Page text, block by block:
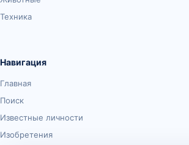
Техника
Навигация
Главная
Поиск
Известные личности
Изобретения